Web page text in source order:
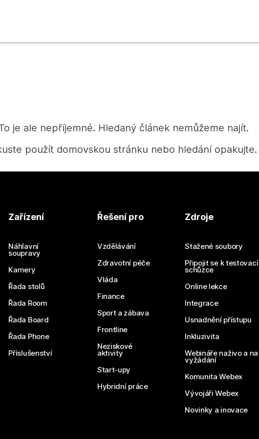
je ale nepříjemné. Hledaný článek nemůžeme najít.
použít domovskou stránku nebo hledání opakujte.
Potřebujete získat odpověď?
Odešlete dotaz
Zařízení
Náhlavní
soupravy
Kamery
Řada stolů
Řada Room
Řada Board
Řada Phone
Příslušenství
Řešení pro
Vzdělávání
Zdravotní péče
Vláda
Finance
Sport a zábava
Frontline
Neziskové
aktivity
Start-upy
Hybridní práce
Zdroje
Stažené soubory
Připojit se k testovací
schůzce
Online lekce
Integrace
Usnadnění přístupu
Inkluzivita
Webináře naživo a na
vyžádání
Komunita Webex
Vývojáři Webex
Novinky a inovace